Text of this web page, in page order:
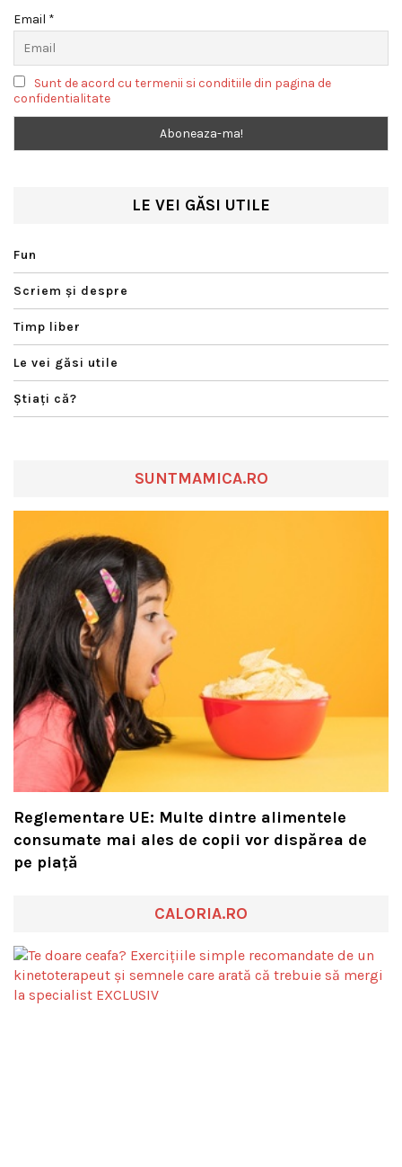
Email *
Sunt de acord cu termenii si conditiile din pagina de
confidentialitate
LE VEI GĂSI UTILE
Fun
Scriem şi despre
Timp liber
Le vei găsi utile
Ştiaţi că?
SUNTMAMICA.RO
Reglementare UE: Multe dintre alimentele
consumate mai ales de copii vor dispărea de
pe piață
CALORIA.RO